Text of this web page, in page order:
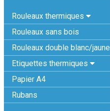
Rouleaux thermiques
Rouleaux sans bois
Rouleaux double blanc/jaune
Etiquettes thermiques
Papier A4
Rubans